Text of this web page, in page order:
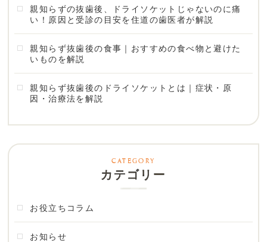
親知らずの抜歯後、ドライソケットじゃないのに痛
い！原因と受診の目安を住道の歯医者が解説
親知らず抜歯後の食事｜おすすめの食べ物と避けた
いものを解説
親知らず抜歯後のドライソケットとは｜症状・原
因・治療法を解説
カテゴリー
お役立ちコラム
お知らせ